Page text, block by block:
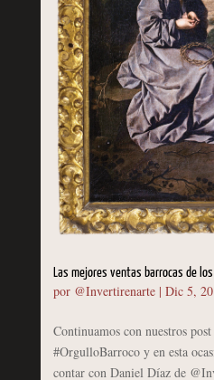
Las mejores ventas barrocas de
por @Invertirenarte| Dic 5,
Continuamos con nuestros post
#OrgulloBarroco y en esta
contar con Daniel Díaz de